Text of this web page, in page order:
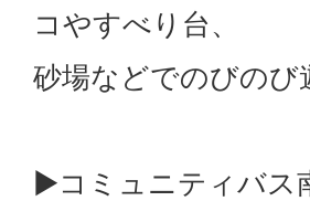
コやすべり台、
砂場などでのびのび
▶コミュニティバス